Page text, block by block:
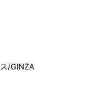
/GINZA